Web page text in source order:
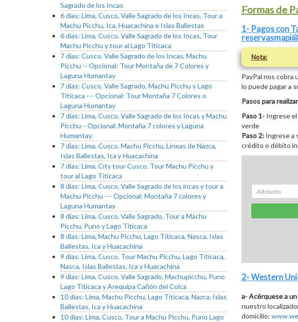
Formas de
1- Pagos con
Nota:
PayPal nos cobra
lo puede pagar a
Pasos para
Paso 1- Ingrese
verde
Paso 2: Ingrese a
crédito o débito
2-Western
a- Acérquese a
nuestro
domicilio:
Sagrado de los Incas
6 días: Lima, Cusco, Valle Sagrado de los Incas, Tour a
Machu Picchu, Ica, Huacachina e Islas Ballestas
6 días: Lima, Cusco, Valle Sagrado de los Incas, Tour
Machu Picchu y tour al Lago Titicaca
7 días: Cusco, Valle Sagrado de los Incas, Machu
Picchu -- Opcional: Tour Montaña de 7 Colores y
Laguna Humantay
7 días: Cusco, Valle Sagrado, Machu Picchu y Lago
Titicaca --- Opcional: Tour Montaña 7 Colores o
Laguna Humantay
7 días: Lima, Cusco, Valle Sagrado de los Incas y Machu
Picchu-- Opcional: Montaña 7 colores y Laguna
Humantay.
7 días: Lima, Cusco, Machu Picchu, Líneas de Nazca,
Islas Ballestas, Ica y Huacachina
7 días: Lima, City tour Cusco, Tour Machu Picchu y
tour al Lago Titicaca
8 días: Lima, Cusco, Valle Sagrado de los incas y tour a
Machu Picchu --- Opcional: Montaña 7 colores y
Laguna Humantay
8 días: Lima, Cusco, Valle Sagrado, Tour a Machu
Picchu, Puno y Lago Titicaca
8 días: Lima, Machu Picchu, Lago Titicaca, Nasca, Islas
Ballestas, Ica y Huacachina
9 días: Lima, Cusco, Tour Machu Picchu, Lago Titicaca,
Nasca, Islas Ballestas, Ica y Huacachina
9 días: Lima, Cusco, Valle Sagrado, Machupicchu, Puno
Lago Titicaca y Arequipa Cañón del Colca
10 días: Lima, Machu Picchu, Lago Titicaca, Nazca, Islas
Ballestas, Ica y Huacachina
10 días: Lima, Cusco, Tour a Machu Picchu, Puno Lago